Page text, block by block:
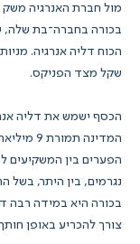
מול חברת האנרגיה משק
שקל מצד הפניקס.
הכסף ישמש את דליה
המדינה
הפערים בין המשקיעים
נגרמים, בין היתר, בשל
בכורה היא במידה רבה
צורך להכריע באופן